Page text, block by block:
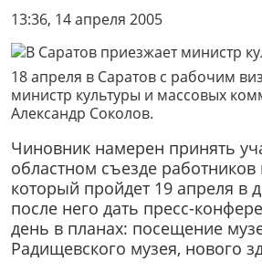
13:36, 14 апреля 2005
18 апреля в Саратов с рабочим
министр культуры и массовых
Александр Соколов.
Чиновник намерен принять
областном съезде работников
который пройдет 19 апреля в
после него дать пресс-
день в планах: посещение
Радищевского музея, нового